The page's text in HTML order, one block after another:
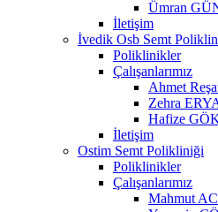
Ümran
İletişim
İvedik Osb Semt
Poliklinikler
Çalışanlarımız
Ahmet
Zehra
Hafize
İletişim
Ostim Semt Polikliniği
Poliklinikler
Çalışanlarımız
Mahmut